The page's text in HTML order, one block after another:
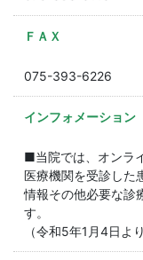
ＦＡＸ
075-393-6226
インフォメーション
■当院では、オンラ
医療機関を受診した
情報その他必要な診
す。
（令和5年1月4日より